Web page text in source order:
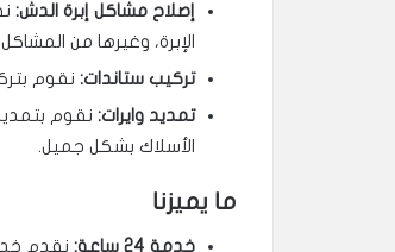
إصلاح مشاكل إبرة الدش:
الإبرة، وغيرها من
تركيب ستاندات: نقوم
تمديد وايرات: نقوم
الأسلاك بشكل جميل.
ما يميزنا
خدمة 24 ساعة:
نقدم خدماتنا على مدار 24